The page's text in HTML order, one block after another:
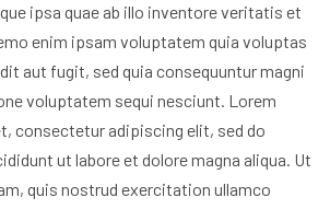
ipsa quae ab illo inventore veritatis et
enim ipsam voluptatem quia voluptas
aut fugit, sed quia consequuntur magni
voluptatem sequi nesciunt. Lorem
consectetur adipiscing elit, sed do
ut labore et dolore magna aliqua. Ut
quis nostrud exercitation ullamco